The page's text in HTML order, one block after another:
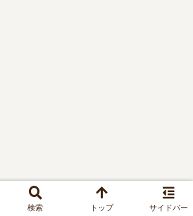
検索 トップ サイドバー